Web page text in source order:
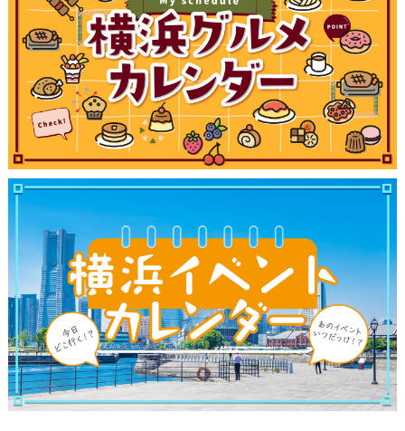
観光ガイド
ランキング
サイトについて